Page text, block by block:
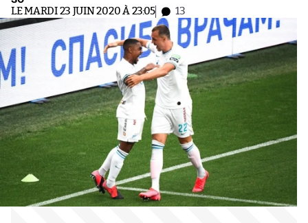
LE MARDI 23 JUIN 2020 À 23:05 13